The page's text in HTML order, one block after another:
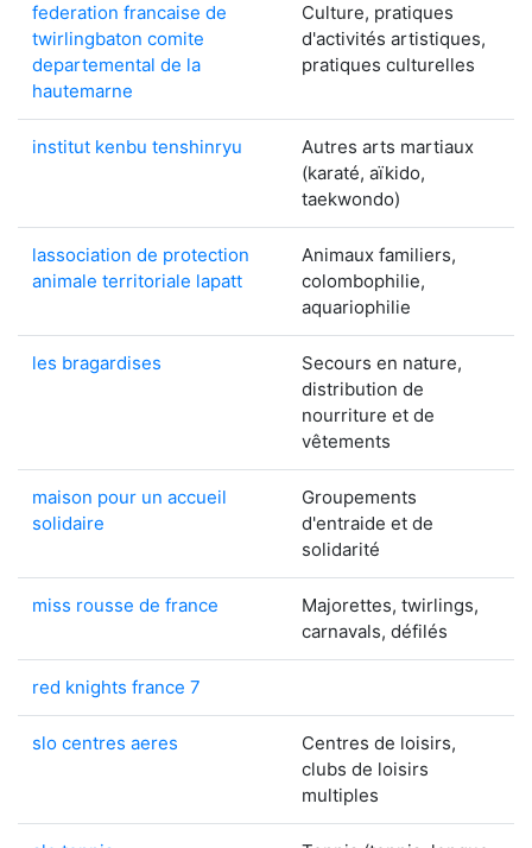
federation francaise de
twirlingbaton comite
departemental de la
hautemarne
Culture, pratiques
d'activités artistiques,
pratiques culturelles
institut kenbu tenshinryu
Autres arts martiaux
(karaté, aïkido,
taekwondo)
lassociation de protection
animale territoriale lapatt
Animaux familiers,
colombophilie,
aquariophilie
les bragardises
Secours en nature,
distribution de
nourriture et de
vêtements
maison pour un accueil
solidaire
Groupements
d'entraide et de
solidarité
miss rousse de france
Majorettes, twirlings,
carnavals, défilés
red knights france 7
slo centres aeres
Centres de loisirs,
clubs de loisirs
multiples